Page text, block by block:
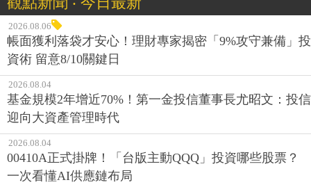
2026.08.06
帳面獲利落袋才安心！理財專家揭密「9%攻守兼備」投
資術 留意8/10關鍵日
2026.08.04
基金規模2年增近70%！第一金投信董事長尤昭文：投信
迎向大資產管理時代
2026.08.04
00410A正式掛牌！「台版主動QQQ」投資哪些股票？
一次看懂AI供應鏈布局